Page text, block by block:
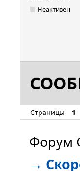
Неактивен
Страницы 1
Форум
→